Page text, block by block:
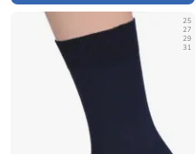
25
27
29
31